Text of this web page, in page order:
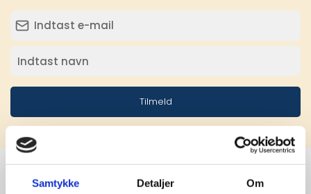
Samtykke Detaljer Om
Tilmeld